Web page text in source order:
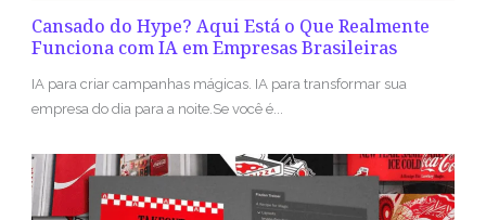
Cansado do Hype? Aqui Está o Que Realmente
Funciona com IA em Empresas Brasileiras
IA para criar campanhas mágicas. IA para transformar sua
empresa do dia para a noite.Se você é...